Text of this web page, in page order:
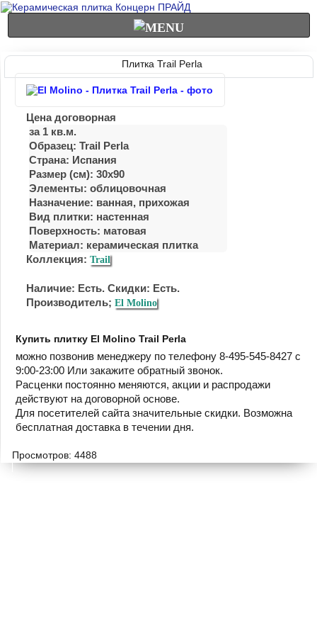
Плитка Trail Perla
Цена договорная
за 1 кв.м.
Образец: Trail Perla
Страна: Испания
Размер (см): 30x90
Элементы: облицовочная
Назначение: ванная, прихожая
Вид плитки: настенная
Поверхность: матовая
Материал: керамическая плитка
Коллекция: Trail
Наличие: Есть. Скидки: Есть.
Производитель; El Molino
Купить плитку El Molino Trail Perla
можно позвонив менеджеру по телефону 8-495-545-8427 с
9:00-23:00 Или закажите обратный звонок.
Расценки постоянно меняются, акции и распродажи
действуют на договорной основе.
Для посетителей сайта значительные скидки. Возможна
бесплатная доставка в течении дня.
Просмотров: 4488